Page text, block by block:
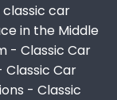
car
in the Middle
- Classic Car
Classic Car
- Classic